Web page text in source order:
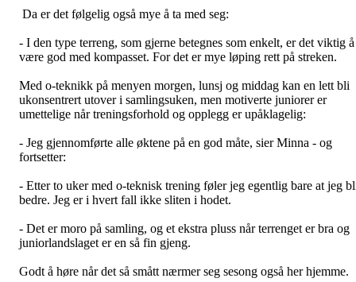
Da er det følgelig også mye å ta med seg:
- I den type terreng, som gjerne betegnes som enkelt, er det viktig å
være god med kompasset. For det er mye løping rett på streken.
Med o-teknikk på menyen morgen, lunsj og middag kan en lett bli
ukonsentrert utover i samlingsuken, men motiverte juniorer er
umettelige når treningsforhold og opplegg er upåklagelig:
- Jeg gjennomførte alle øktene på en god måte, sier Minna - og
fortsetter:
- Etter to uker med o-teknisk trening føler jeg egentlig bare at jeg
bedre. Jeg er i hvert fall ikke sliten i hodet.
- Det er moro på samling, og et ekstra pluss når terrenget er bra og
juniorlandslaget er en så fin gjeng.
Godt å høre når det så smått nærmer seg sesong også her hjemme.